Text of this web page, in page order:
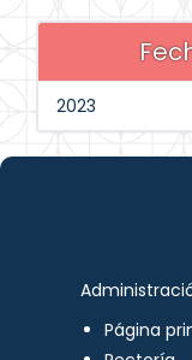
2023
Página